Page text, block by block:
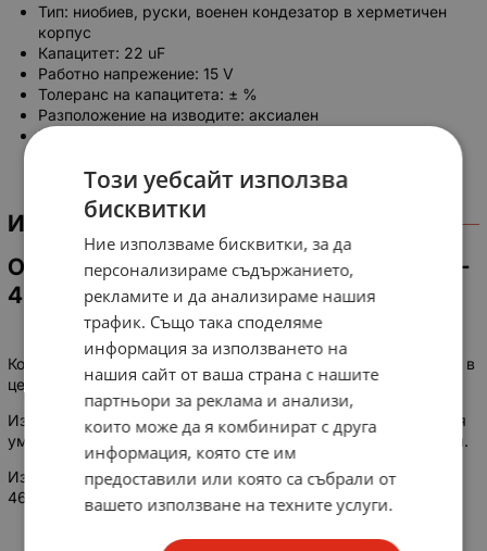
Тип: ниобиев, руски, военен кондезатор в херметичен
корпус
Капацитет: 22 uF
Работно напрежение: 15 V
Толеранс на капацитета: ± %
Разположение на изводите: аксиален
Изводи: за THT монтаж
ИНФОРМАЦИЯ
Основные технические параметры К53-
4 22мкФ 15В:
Конденсаторы К53-4 22мкФ 15В предназначены для работы в
цепях постоянного и пульсирующего тока.
Изготовляются в тропическом исполнении и исполнении для
умеренного и холодного климата. Конструкция герметичная.
Изготавливаются согласно технических условий ОЖО
464.037 ТУ приёмка «5».
Този уебсайт използва
бисквитки
Ние използваме бисквитки, за да
персонализираме съдържанието,
рекламите и да анализираме нашия
трафик. Също така споделяме
информация за използването на
нашия сайт от ваша страна с нашите
партньори за реклама и анализи,
които може да я комбинират с друга
информация, която сте им
предоставили или която са събрали от
вашето използване на техните услуги.